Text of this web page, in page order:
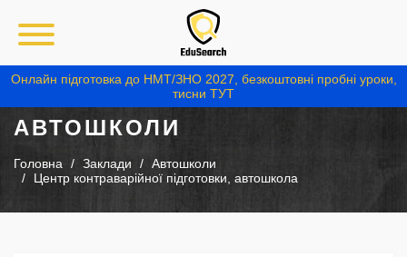
Онлайн підготовка до НМТ/ЗНО 2027, безкоштовні пробні уроки,
тисни ТУТ
АВТОШКОЛИ
Головна Заклади
Автошколи
Центр контраварійної підготовки, автошкола